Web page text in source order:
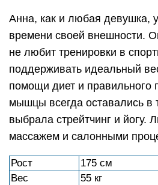
Анна, как и любая девушка,
времени своей внешности.
не любит тренировки в
поддерживать идеальный
помощи диет и правильного
мышцы всегда оставались в
выбрала стрейтчинг и йогу.
массажем и салонными
Рост
175 см
Вес
55 кг